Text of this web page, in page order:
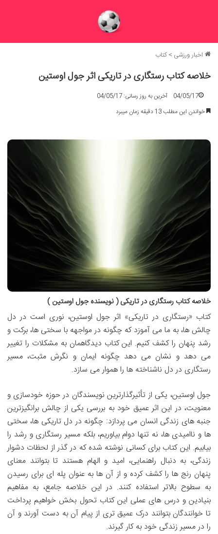
اخبار ورزشی >کتاب
خلاصه کتاب رستگاری در تاریکی اثر جول اوستین
04/05/17
آخرین به روز رسانی: 04/05/17
خواندن این مطلب 13 دقیقه زمان میبرد
خلاصه کتاب رستگاری در تاریکی ( نویسنده جول اوستین )
کتاب «رستگاری در تاریکی» اثر جول اوستین، نوری است در دل
چالش ها، به ما می آموزد که چگونه در مواجهه با سختی ها، برکت و
رشد پنهان را کشف کنیم. این کتاب دیدگاهمان به مشکلات را تغییر
می دهد و نشان می دهد چگونه ایمان و نگرش مثبت، مسیر
رستگاری در دل ناشناخته ها را هموار می سازد.
جول اوستین، یکی از تأثیرگذارترین نویسندگان در حوزه خودسازی و
معنویت، در این اثر عمیق خود به بررسی یکی از چالش برانگیزترین
جنبه های زندگی انسان می پردازد: چگونه در دل تاریکی ها، سختی
ها و ناامیدی ها، نه تنها دوام بیاوریم، بلکه مسیر رستگاری و رشد را
بیابیم. این کتاب برای کسانی نوشته شده که در گذر از لحظات دشوار
زندگی، به دنبال راهنمایی، امید و الهام هستند تا بتوانند معنای
پنهان رنج ها را کشف کرده و از آن ها به عنوان پله ای برای رسیدن
به سطوح بالاتر استفاده کنند. در این خلاصه جامع، به مفاهیم
بنیادین و درس های عملی این کتاب تحول بخش خواهیم پرداخت
تا خوانندگان بتوانند درک عمیق تری از پیام آن به دست آورند و آن
را در مسیر زندگی خود به کار گیرند.